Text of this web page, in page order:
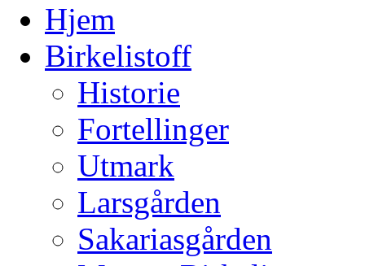
Hjem
Birkelistoff
Historie
Fortellinger
Utmark
Larsgården
Sakariasgården